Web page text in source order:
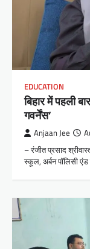
EDUCATION
बिहार में पहली
गवर्नेंस’
Anjaan Jee
– रंजीत प्रसाद
स्कूल, अर्बन पॉलिसी